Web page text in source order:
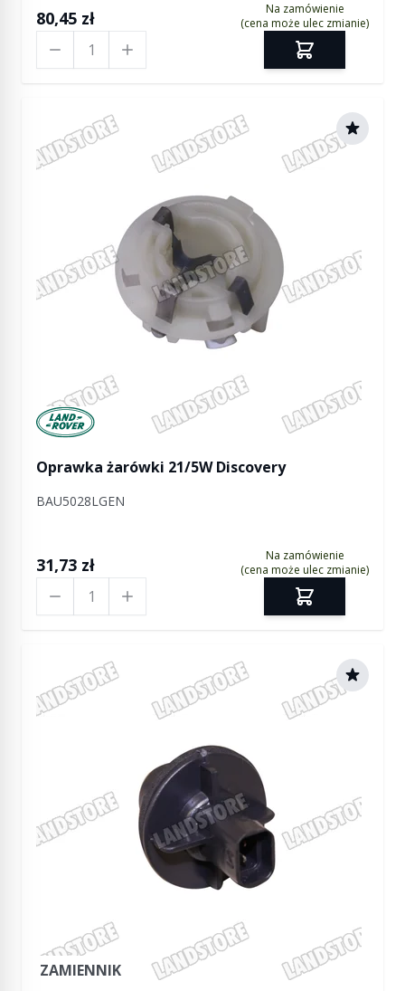
80,45 zł
Na zamówienie
(cena może ulec zmianie)
Manufactured by Land rover
Oprawka żarówki 21/5W Discovery
BAU5028LGEN
31,73 zł
Na zamówienie
(cena może ulec zmianie)
ZAMIENNIK